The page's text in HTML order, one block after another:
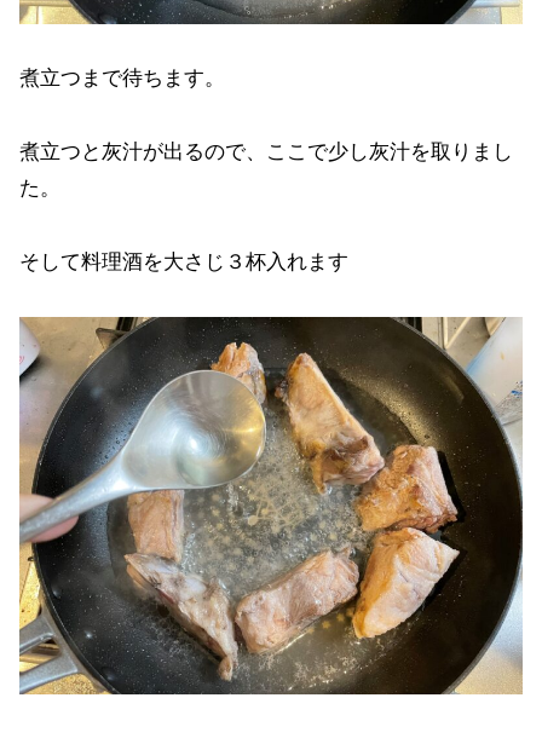
煮立つまで待ちます。
煮立つと灰汁が出るので、ここで少し灰汁を取りまし
た。
そして料理酒を大さじ３杯入れます